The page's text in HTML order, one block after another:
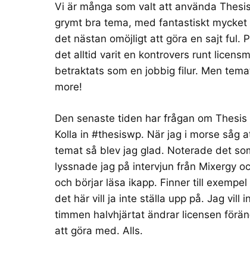
Vi är många som valt att använda
grymt bra tema, med fantastiskt
det nästan omöjligt att göra en sajt ful.
det alltid varit en kontrovers runt
betraktats som en jobbig filur. Men
more!
Den senaste tiden har frågan om
Kolla in #thesiswp. När jag i morse såg
temat så blev jag glad. Noterade det
lyssnade jag på intervjun från Mixergy
och börjar läsa ikapp. Finner till exempel
det här vill ja inte ställa upp på. Jag vill
timmen halvhjärtat ändrar licensen
att göra med. Alls.